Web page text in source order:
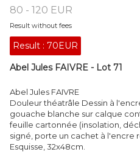
80 - 120 EUR
Result without fees
Result : 70EUR
Abel Jules FAIVRE - Lot 71
Abel Jules FAIVRE
Douleur théatrâle Dessin à
gouache blanche sur calque
feuille cartonnée (insolation,
signé, porte un cachet à l'encre
Esquisse, 32x48cm.